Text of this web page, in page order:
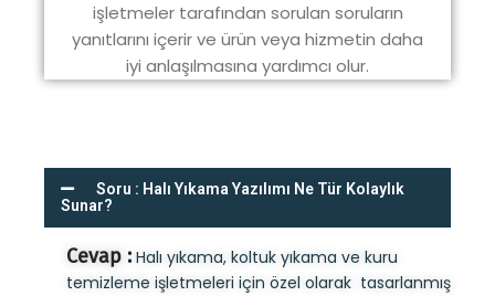
işletmeler tarafından sorulan soruların
yanıtlarını içerir ve ürün veya hizmetin daha
iyi anlaşılmasına yardımcı olur.
Soru : Halı Yıkama Yazılımı Ne Tür Kolaylık
Sunar?
Cevap :Halı yıkama, koltuk yıkama ve kuru
temizleme işletmeleri için özel olarak tasarlanmış